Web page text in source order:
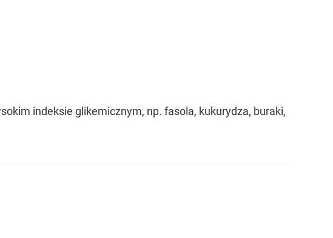
indeksie glikemicznym, np. fasola, kukurydza, buraki,